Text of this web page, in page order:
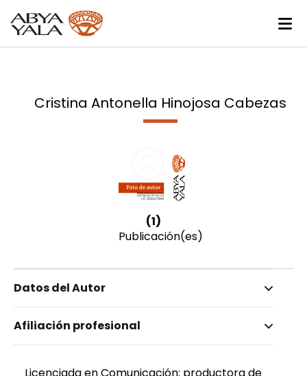
Cristina Antonella Hinojosa Cabezas
(1)
Publicación(es)
Datos del Autor
Hinojosa Cabezas, Cristina Antonella
Femenino
Afiliación profesional
Licenciada en Comunicación; productora de